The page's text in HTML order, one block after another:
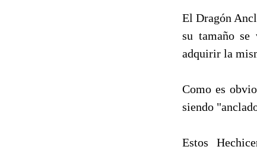
El Dragón
su tamaño se
adquirir la
Como es
siendo
Estos